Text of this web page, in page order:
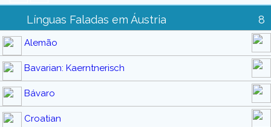
Línguas Faladas em Áustria 8
Alemão
Bavarian: Kaerntnerisch
Bávaro
Croatian